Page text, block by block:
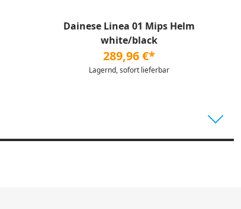
Dainese Linea 01 Mips Helm
white/black
289,96 €*
Lagernd, sofort lieferbar